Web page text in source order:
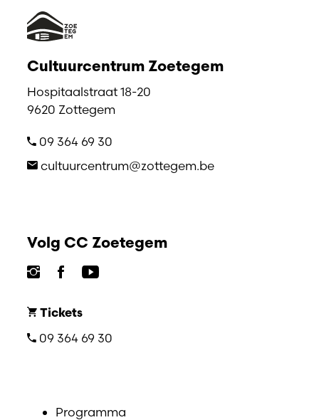
Cultuurcentrum Zoetegem
Hospitaalstraat 18-20
9620 Zottegem
09 364 69 30
cultuurcentrum@zottegem.be
Volg CC Zoetegem
Tickets
09 364 69 30
Programma